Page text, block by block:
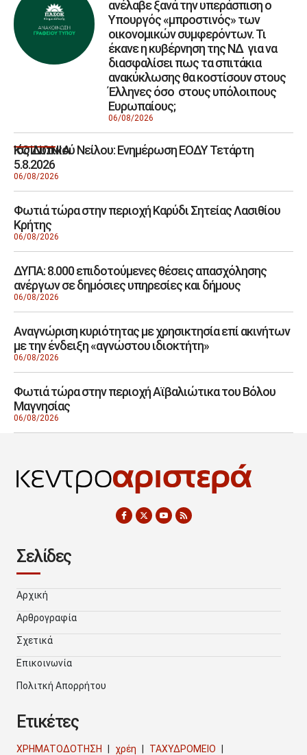
ανέλαβε ξανά την υπεράσπιση ο
Υπουργός «μπροστινός» των
οικονομικών συμφερόντων. Τι
έκανε η κυβέρνηση της ΝΔ για να
διασφαλίσει πως τα σπιτάκια
ανακύκλωσης θα κοστίσουν στους
Έλληνες όσο στους υπόλοιπους
Ευρωπαίους;
06/08/2026
ΚΟΙΝΩΝΙΑ
Ιός Δυτικού Νείλου: Ενημέρωση ΕΟΔΥ Τετάρτη
5.8.2026
06/08/2026
Φωτιά τώρα στην περιοχή Καρύδι Σητείας Λασιθίου
Κρήτης
06/08/2026
ΔΥΠΑ: 8.000 επιδοτούμενες θέσεις απασχόλησης
ανέργων σε δημόσιες υπηρεσίες και δήμους
06/08/2026
Αναγνώριση κυριότητας με χρησικτησία επί ακινήτων
με την ένδειξη «αγνώστου ιδιοκτήτη»
06/08/2026
Φωτιά τώρα στην περιοχή Αϊβαλιώτικα του Βόλου
Μαγνησίας
06/08/2026
Σελίδες
Αρχική
Αρθρογραφία
Σχετικά
Επικοινωνία
Πολιτκή Απορρήτου
Ετικέτες
ΧΡΗΜΑΤΟΔΟΤΗΣΗ χρέη
ΤΑΧΥΔΡΟΜΕΙΟ